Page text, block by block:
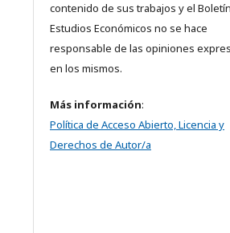
contenido de sus trabajos y el
Estudios Económicos no se hace
responsable de las opiniones
en los mismos.
Más información:
Política de Acceso Abierto, Licencia y
Derechos de Autor/a